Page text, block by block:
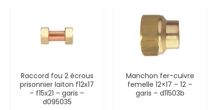
Raccord fou 2 écrous
prisonnier laiton f12x17
– f15x21 – garis –
d095035
Manchon fer-cuivre
femelle 12×17 – 12 –
garis – d11503b